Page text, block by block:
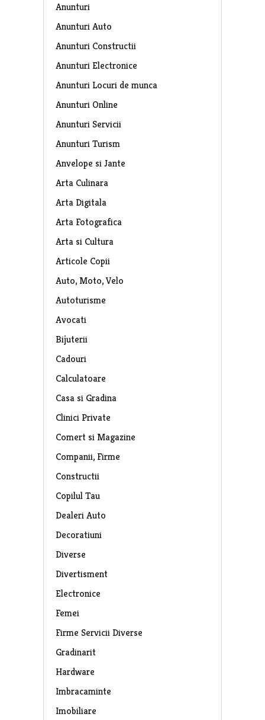
Anunturi
Anunturi Auto
Anunturi Constructii
Anunturi Electronice
Anunturi Locuri de munca
Anunturi Online
Anunturi Servicii
Anunturi Turism
Anvelope si Jante
Arta Culinara
Arta Digitala
Arta Fotografica
Arta si Cultura
Articole Copii
Auto, Moto, Velo
Autoturisme
Avocati
Bijuterii
Cadouri
Calculatoare
Casa si Gradina
Clinici Private
Comert si Magazine
Companii, Firme
Constructii
Copilul Tau
Dealeri Auto
Decoratiuni
Diverse
Divertisment
Electronice
Femei
Firme Servicii Diverse
Gradinarit
Hardware
Imbracaminte
Imobiliare